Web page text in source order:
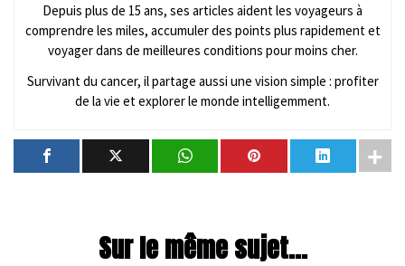
Depuis plus de 15 ans, ses articles aident les voyageurs à
comprendre les miles, accumuler des points plus rapidement et
voyager dans de meilleures conditions pour moins cher.
Survivant du cancer, il partage aussi une vision simple : profiter
de la vie et explorer le monde intelligemment.
Sur le même sujet...